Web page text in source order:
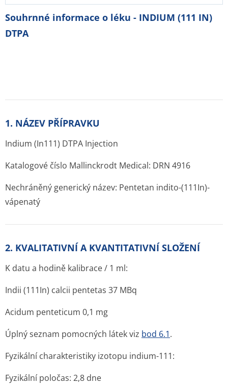
Souhrnné informace o léku - INDIUM (111 IN)
DTPA
1. NÁZEV PŘÍPRAVKU
Indium (In111) DTPA Injection
Katalogové číslo Mallinckrodt Medical: DRN 4916
Nechráněný generický název: Pentetan indito-(111In)-
vápenatý
2. KVALITATIVNÍ A KVANTITATIVNÍ SLOŽENÍ
K datu a hodině kalibrace / 1 ml:
Indii (111In) calcii pentetas 37 MBq
Acidum penteticum 0,1 mg
Úplný seznam pomocných látek viz bod 6.1.
Fyzikální charakteristiky izotopu indium-111:
Fyzikální poločas: 2,8 dne